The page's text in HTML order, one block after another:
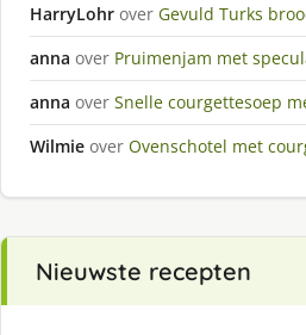
HarryLohr over Gevuld Turks
anna over Pruimenjam met
anna over Snelle courgettesoep
Wilmie over Ovenschotel met
Nieuwste recepten